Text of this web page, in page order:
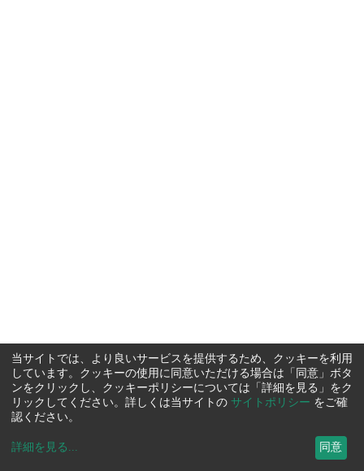
当サイトでは、より良いサービスを提供するため、クッキーを利用
しています。クッキーの使用に同意いただける場合は「同意」ボタ
ンをクリックし、クッキーポリシーについては「詳細を見る」をク
リックしてください。詳しくは当サイトの サイトポリシー をご確
認ください。
詳細を見る ... 同意